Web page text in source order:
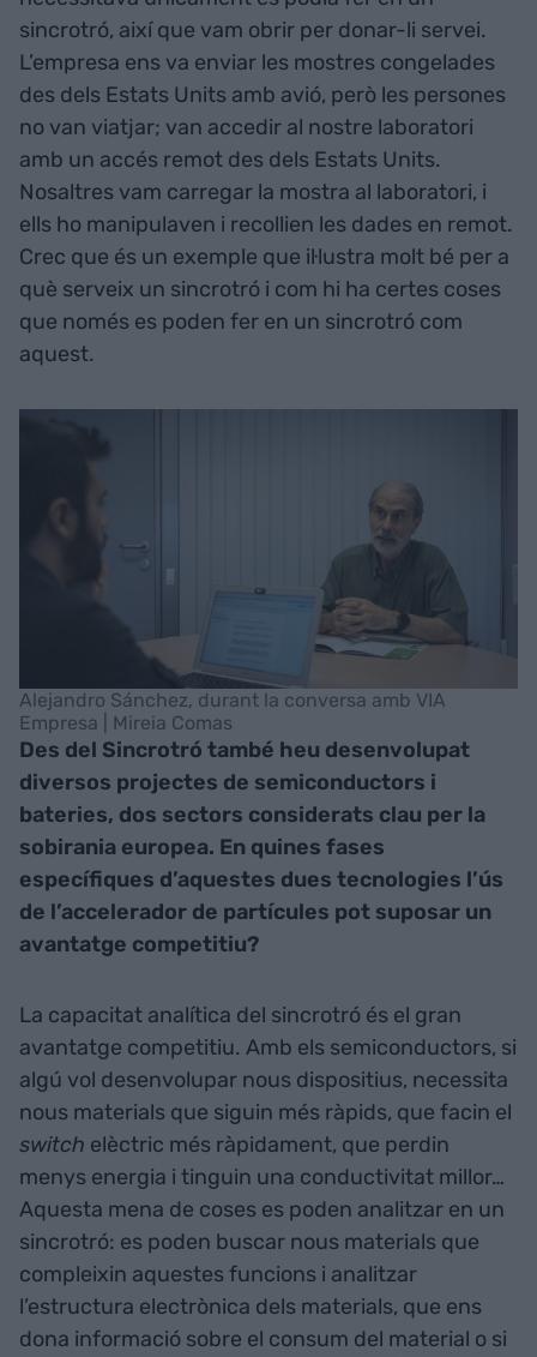
sincrotró, així que vam obrir per donar-li servei.
L’empresa ens va enviar les mostres congelades
des dels Estats Units amb avió, però les persones
no van viatjar; van accedir al nostre laboratori
amb un accés remot des dels Estats Units.
Nosaltres vam carregar la mostra al laboratori, i
ells ho manipulaven i recollien les dades en remot.
Crec que és un exemple que il·lustra molt bé per a
què serveix un sincrotró i com hi ha certes coses
que només es poden fer en un sincrotró com
aquest.
Alejandro Sánchez, durant la conversa amb VIA
Empresa | Mireia Comas
Des del Sincrotró també heu desenvolupat
diversos projectes de semiconductors i
bateries, dos sectors considerats clau per la
sobirania europea. En quines fases
específiques d’aquestes dues tecnologies l’ús
de l’accelerador de partícules pot suposar un
avantatge competitiu?
La capacitat analítica del sincrotró és el gran
avantatge competitiu. Amb els semiconductors, si
algú vol desenvolupar nous dispositius, necessita
nous materials que siguin més ràpids, que facin el
switch elèctric més ràpidament, que perdin
menys energia i tinguin una conductivitat millor…
Aquesta mena de coses es poden analitzar en un
sincrotró: es poden buscar nous materials que
compleixin aquestes funcions i analitzar
l’estructura electrònica dels materials, que ens
dona informació sobre el consum del material o si